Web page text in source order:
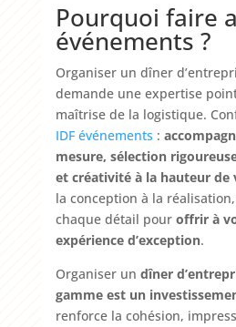
Pourquoi faire
événements ?
Organiser un dîner
demande une expertise
maîtrise de la logistique.
IDF événements :
mesure, sélection
et créativité à la hauteur de
la conception à la
chaque détail pour offrir à
expérience d’exception.
Organiser un dîner
gamme est un
renforce la cohésion,